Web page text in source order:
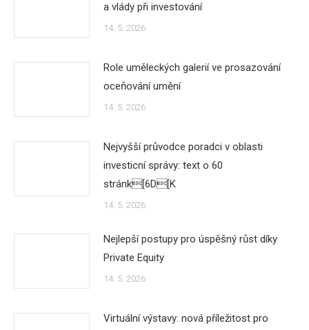
a vlády při investování
14. 5. 2026
Role uměleckých galerií ve prosazování
oceňování umění
14. 5. 2026
Nejvyšší průvodce poradci v oblasti
investicní správy: text o 60
stránk[6D[K
14. 5. 2026
Nejlepší postupy pro úspěšný růst díky
Private Equity
14. 5. 2026
Virtuální výstavy: nová příležitost pro